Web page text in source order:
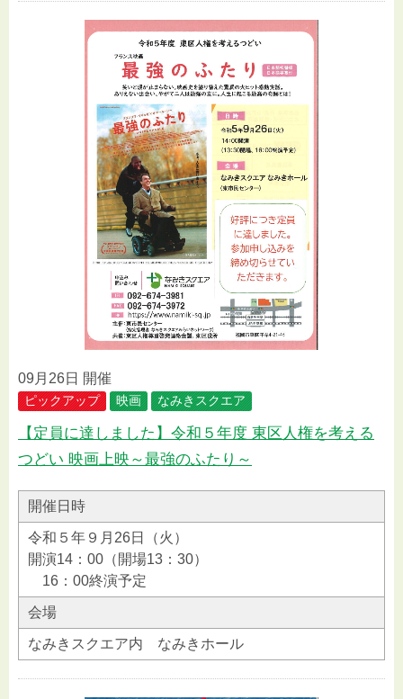
09月26日 開催
ピックアップ 映画 なみきスクエア
【定員に達しました】令和５年度 東区人権を考える
つどい 映画上映～最強のふたり～
開催日時
令和５年９月26日（火）
開演14：00（開場13：30）
16：00終演予定
会場
なみきスクエア内 なみきホール